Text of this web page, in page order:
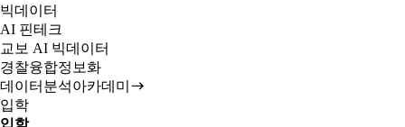
빅데이터
AI 핀테크
교보 AI 빅데이터
경찰융합정보화
데이터분석아카데미
입학
입학